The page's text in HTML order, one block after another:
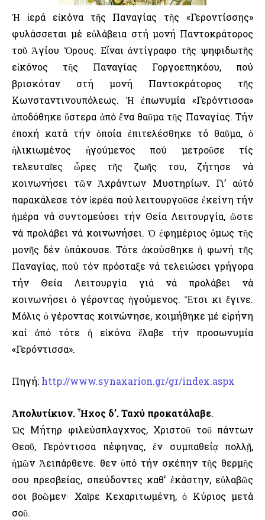
Ἡ ἱερά εἰκόνα τῆς Παναγίας τῆς «Γεροντίσσης»
φυλάσσεται μέ εὐλάβεια στή μονή Παντοκράτορος
τοῦ Ἁγίου Ὄρους. Εἶναι ἀντίγραφο τῆς ψηφιδωτῆς
εἰκόνος τῆς Παναγίας Γοργοεπηκόου, πού
βρισκόταν στή μονή Παντοκράτορος τῆς
Κωνσταντινουπόλεως. Ἡ ἐπωνυμία «Γερόντισσα»
ἀποδόθηκε ὕστερα ἀπό ἕνα θαῦμα τῆς Παναγίας. Τήν
ἐποχή κατά τήν ὁποία ἐπιτελέσθηκε τό θαῦμα, ὁ
ἡλικιωμένος ἡγούμενος πού μετροῦσε τίς
τελευταῖες ὧρες τῆς ζωῆς του, ζήτησε νά
κοινωνήσει τῶν Ἀχράντων Μυστηρίων. Γι’ αὐτό
παρακάλεσε τόν ἱερέα πού λειτουργοῦσε ἐκείνη τήν
ἡμέρα νά συντομεύσει τήν Θεία Λειτουργία, ὥστε
νά προλάβει νά κοινωνήσει. Ὁ ἐφημέριος ὅμως τῆς
μονῆς δέν ὑπάκουσε. Τότε ἀκούσθηκε ἡ φωνή τῆς
Παναγίας, πού τόν πρόσταξε νά τελειώσει γρήγορα
τήν Θεία Λειτουργία γιά νά προλάβει νά
κοινωνήσει ὁ γέροντας ἡγούμενος. Ἔτσι κι ἔγινε.
Μόλις ὁ γέροντας κοινώνησε, κοιμήθηκε μέ εἰρήνη
καί ἀπό τότε ἡ εἰκόνα ἔλαβε τήν προσωνυμία
«Γερόντισσα».
Πηγή: http://www.synaxarion.gr/gr/index.aspx
Ἀπολυτίκιον. Ἦχος δ’. Ταχύ προκατάλαβε.
Ὡς Μήτηρ φιλεύσπλαγχνος, Χριστοῦ τοῦ πάντων
Θεοῦ, Γερόντισσα πέφηνας, ἐν συμπαθείᾳ πολλῇ,
ἡμῶν Ἀειπάρθενε. Ὅθεν ὑπό τήν σκέπην τῆς θερμῆς
σου πρεσβείας, σπεύδοντες καθ’ ἑκάστην, εὐλαβῶς
σοι βοῶμεν· Χαῖρε Κεχαριτωμένη, ὁ Κύριος μετά
σοῦ.